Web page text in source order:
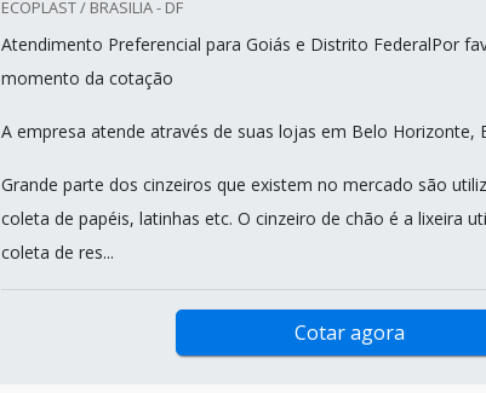
ECOPLAST / BRASILIA - DF
Atendimento Preferencial para Goiás e Distrito FederalPor
momento da cotação
A empresa atende através de suas lojas em Belo Horizonte,
Grande parte dos cinzeiros que existem no mercado são
coleta de papéis, latinhas etc. O cinzeiro de chão é a lixeira
coleta de res...
Cotar agora